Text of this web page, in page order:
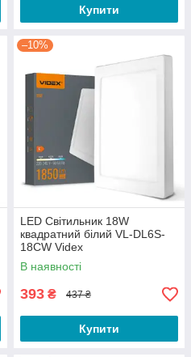
Купити
–10%
LED Світильник 18W
квадратний білий VL-DL6S-
18CW Videx
В наявності
393 ₴ 437 ₴
Купити